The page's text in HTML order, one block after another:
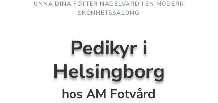
UNNA DINA FÖTTER NAGELVÅRD I EN MODERN
SKÖNHETSSALONG
Pedikyr i
Helsingborg
hos AM Fotvård